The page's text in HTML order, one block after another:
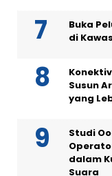
Buka
di
Susun
yang
Studi
dalam
Suara